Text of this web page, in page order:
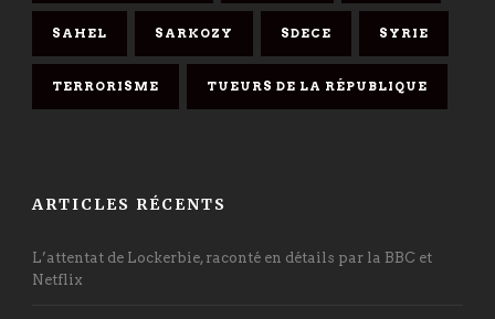
SAHEL SARKOZY SDECE SYRIE
TERRORISME TUEURS DE LA RÉPUBLIQUE
ARTICLES RÉCENTS
L’attentat de Lockerbie, raconté en détails par la BBC et
Netflix